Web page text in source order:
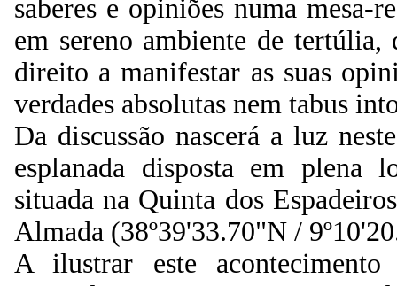
saberes e opiniões numa mesa-
em sereno ambiente de
direito a manifestar as suas
verdades absolutas nem tabus
Da discussão nascerá a luz
esplanada disposta em
situada na Quinta dos
Almada (38º39'33.70"N /
A ilustrar este acontecimento